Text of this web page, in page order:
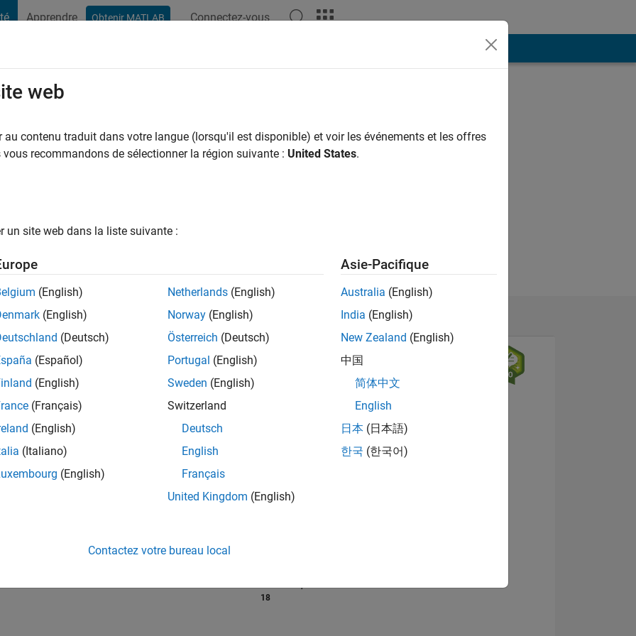
Apprendre Obtenir MATLAB Connectez-vous
Engineer at Mathworks.
ideas/opinions here are my own and in no way reflect that of MathWorks.
08/25
08/24 02/25 02/26
08/26
90 Réponses
18
web
au contenu traduit dans votre langue (lorsqu'il est disponible) et voir les événements et les offres
vous recommandons de sélectionner la région suivante : United States.
un site web dans la liste suivante :
(English)
(English)
(Deutsch)
(Español)
(English)
(Français)
(English)
(Italiano)
(English)
Netherlands (English)
Norway (English)
Österreich (Deutsch)
Portugal (English)
Sweden (English)
Switzerland
Deutsch
English
Français
United Kingdom (English)
Asie-Pacifique
Australia (English)
India (English)
New Zealand (English)
中国
简体中文
English
日本 (日本語)
한국 (한국어)
Contactez votre bureau local